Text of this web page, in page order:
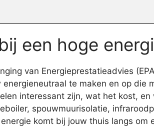
een hoge
van Energieprestatieadvies
te maken en op
interessant zijn, wat het kost,
spouwmuurisolatie,
komt bij jouw thuis langs